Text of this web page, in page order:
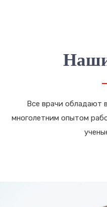
Все врачи обладают
многолетним опытом